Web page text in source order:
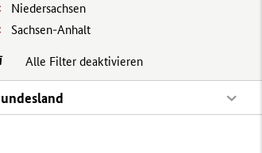
Niedersachsen
Sachsen-Anhalt
Alle Filter deaktivieren